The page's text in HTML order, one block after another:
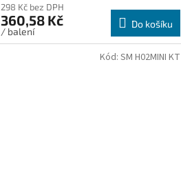
298 Kč bez DPH
360,58 Kč
/ balení
Do košíku
Kód: SM H02MINI KT